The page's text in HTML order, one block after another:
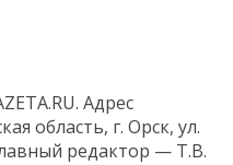
Адрес
область, г. Орск, ул.
редактор — Т.В.